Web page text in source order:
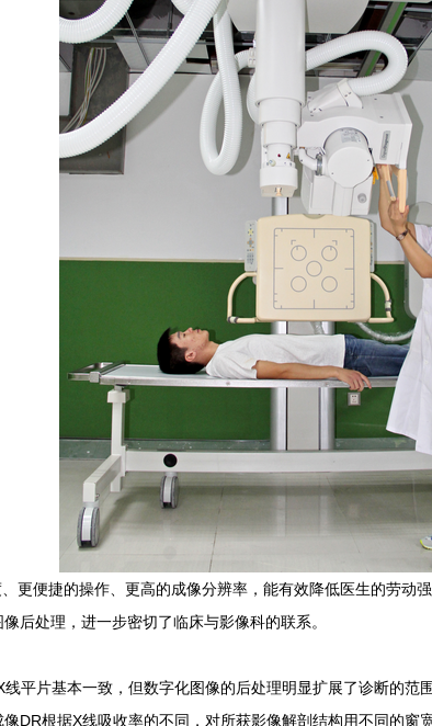
便捷的操作、更高的成像分辨率，能有效降低医生的劳动
后处理，进一步密切了临床与影像科的联系。
片基本一致，但数字化图像的后处理明显扩展了诊断的范
根据X线吸收率的不同，对所获影像解剖结构用不同的窗